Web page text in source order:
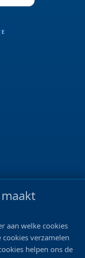
aan welke cookies
verzamelen
helpen ons de